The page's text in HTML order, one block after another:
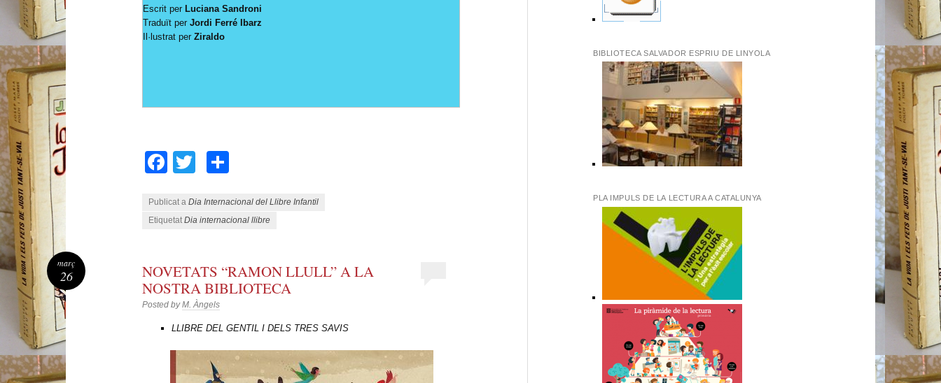
Escrit per Luciana Sandroni
Traduït perJordi Ferré Ibarz
Il·lustrat perZiraldo
Facebook
Twitter
Publicat aDia Internacional del Llibre Infantil
EtiquetatDia internacional llibre
NOVETATS “RAMON LLULL” A LA
NOSTRA BIBLIOTECA
Posted byM. Àngels
LLIBRE DEL GENTIL I DELS TRES SAVIS
març
26
BIBLIOTECA SALVADOR ESPRIU DE LINYOLA
PLA IMPULS DE LA LECTURA A CATALUNYA